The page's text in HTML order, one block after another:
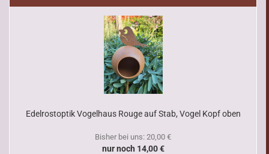
Edelrostoptik Vogelhaus Rouge auf Stab, Vogel Kopf oben
Bisher bei uns: 20,00 €
nur noch 14,00 €